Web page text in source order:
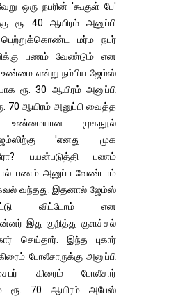
ஒரு நபரின் 'கூகுள் பே'
ரூ. 40 ஆயிரம் அனுப்பி
மர்ம நபர்
பணம் வேண்டும் என
உண்மை என்று நம்பிய ஜேம்ஸ்
ரூ. 30 ஆயிரம் அனுப்பி
70 ஆயிரம் அனுப்பி வைத்த
உண்மையான முகநூல்
'எனது முக
பயன்படுத்தி பணம்
பணம் அனுப்ப வேண்டாம்
வந்தது. இதனால் ஜேம்ஸ்
விட்டோம் என
இது குறித்து குளச்சல்
செய்தார். இந்த புகார்
போலீசாருக்கு அனுப்பி
கிரைம் போலீசார்
ரூ. 70 ஆயிரம் அபேஸ்